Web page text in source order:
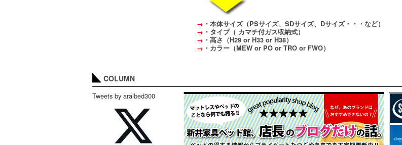
→ ・本体サイズ（PSサイズ、SDサイズ、Dサイズ・・・など）
→ ・タイプ（ カマチ付ガス収納式）
→ ・高さ（H29 or H33 or H38）
→ ・カラー（MEW or PO or TRO or FWO）
COLUMN
Tweets by araibed300